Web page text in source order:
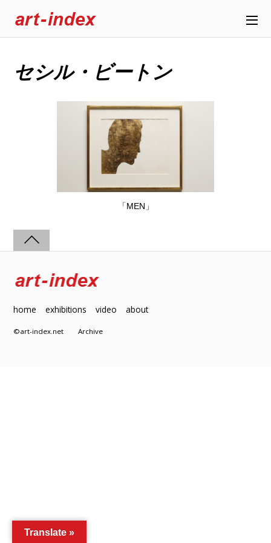
セシル・ビートン
「MEN」
home exhibitions video about
©art-index.netArchive
Translate »